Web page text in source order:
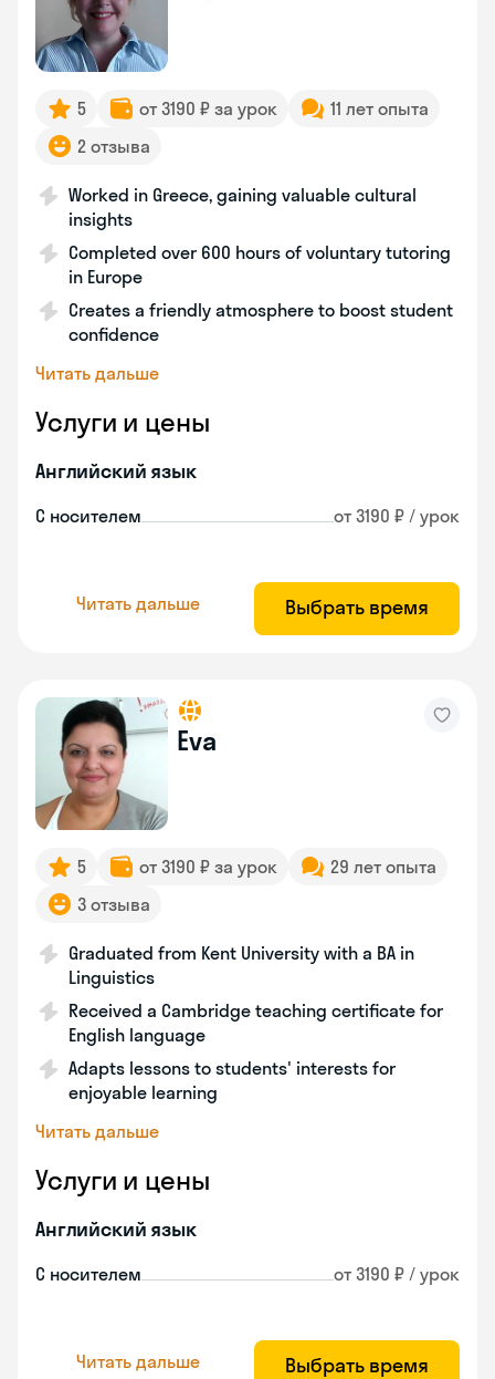
5 от 3190 ₽ за урок
11 лет опыта
2 отзыва
Worked in Greece, gaining valuable cultural
insights
Completed over 600 hours of voluntary tutoring
in Europe
Creates a friendly atmosphere to boost student
confidence
Читать дальше
Услуги и цены
Английский язык
С носителем от 3190 ₽ / урок
Читать дальше Выбрать время
Eva
5 от 3190 ₽ за урок
29 лет опыта
3 отзыва
Graduated from Kent University with a BA in
Linguistics
Received a Cambridge teaching certificate for
English language
Adapts lessons to students' interests for
enjoyable learning
Читать дальше
Услуги и цены
Английский язык
С носителем от 3190 ₽ / урок
Читать дальше Выбрать время